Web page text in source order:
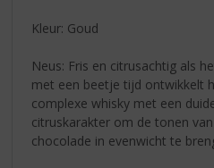
Kleur: Goud
Neus: Fris en citrusachtig als
met een beetje tijd ontwikkelt
complexe whisky met een
citruskarakter om de tonen
chocolade in evenwicht te